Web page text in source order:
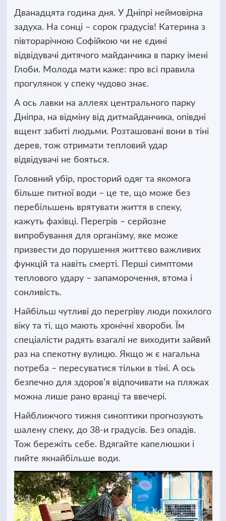
Дванадцята година дня. У Дніпрі неймовірна
задуха. На сонці – сорок градусів! Катерина з
півторарічною Софійкою чи не єдині
відвідувачі дитячого майданчика в парку імені
Глоби. Молода мати каже: про всі правила
прогулянок у спеку чудово знає.
А ось лавки на аллеях центрального парку
Дніпра, на відміну від дитмайданчика, опівдні
вщент забиті людьми. Розташовані вони в тіні
дерев, тож отримати тепловий удар
відвідувачі не бояться.
Головний убір, просторий одяг та якомога
більше питної води – це те, що може без
перебільшень врятувати життя в спеку,
кажуть фахівці. Перегрів – серйозне
випробування для організму, яке може
призвести до порушення життєво важливих
функцій та навіть смерті. Перші симптоми
теплового удару – запаморочення, втома і
сонливість.
Найбільш чутливі до перегріву люди похилого
віку та ті, що мають хронічні хвороби. Їм
спеціалісти радять взагалі не виходити зайвий
раз на спекотну вулицю. Якщо ж є нагальна
потреба – пересуватися тільки в тіні. А ось
безпечно для здоров’я відпочивати на пляжах
можна лише рано вранці та ввечері.
Найближчого тижня синоптики прогнозують
шалену спеку, до 38-и градусів. Без опадів.
Тож бережіть себе. Вдягайте капелюшки і
пийте якнайбільше води.
Відеопрогравач